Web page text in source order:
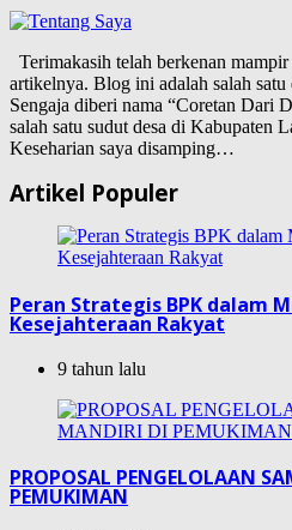
Terimakasih telah berkenan
artikelnya. Blog ini adalah salah
Sengaja diberi nama “Coretan Dari
salah satu sudut desa di Kabupaten
Keseharian saya disamping…
Artikel Populer
Peran Strategis BPK dalam
Kesejahteraan Rakyat
9 tahun lalu
PROPOSAL PENGELOLAAN
PEMUKIMAN